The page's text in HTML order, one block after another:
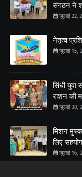
संगठन ने
जुलाई 22,
नेतृत्व
जुलाई 15,
सिंधी
राशन की
जुलाई 30,
मिशन
लिए सहयोग
जुलाई 16,